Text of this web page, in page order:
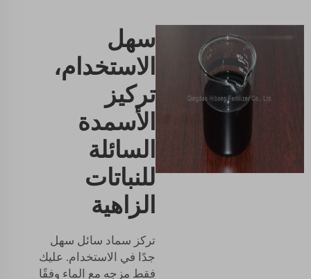
سهل
الاستخدام،
تركيز
الأسمدة
السائلة
للنباتات
الزاهية
تركز سماد سائل سهل
جدًا في الاستخدام. عليك
فقط مزجه مع الماء وفقًا